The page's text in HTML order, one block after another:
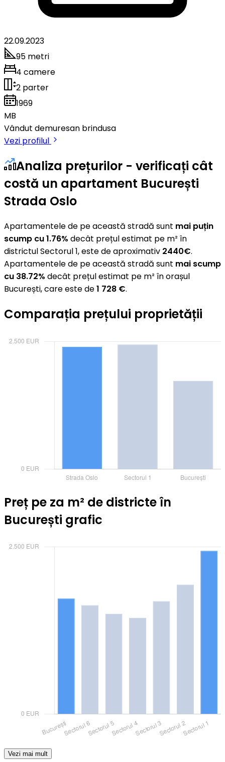
22.09.2023
95 metri
4 camere
2 parter
1969
MB
Vândut demuresan brindusa
Vezi profilul
Analiza prețurilor - verificați cât
costă un apartament București
Strada Oslo
Apartamentele de pe această stradă sunt mai puțin
scump cu 1.76% decât prețul estimat pe m² în
districtul Sectorul 1, este de aproximativ 2440€.
Apartamentele de pe această stradă sunt mai scump
cu 38.72% decât prețul estimat pe m² în orașul
București, care este de1 728 €.
Comparația prețului proprietății
Preț pe za m² de districte în
București grafic
Vezi mai mult